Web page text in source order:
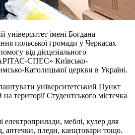
університет імені Богдана
польської громади у Черкасах
від дієцезіального
СПЕС» Київсько-
Католицької церкви в Україні.
університетський Пункт
території Студентського містечка
електроприлади, меблі, кулер для
аптечки, пледи, канцтовари тощо.